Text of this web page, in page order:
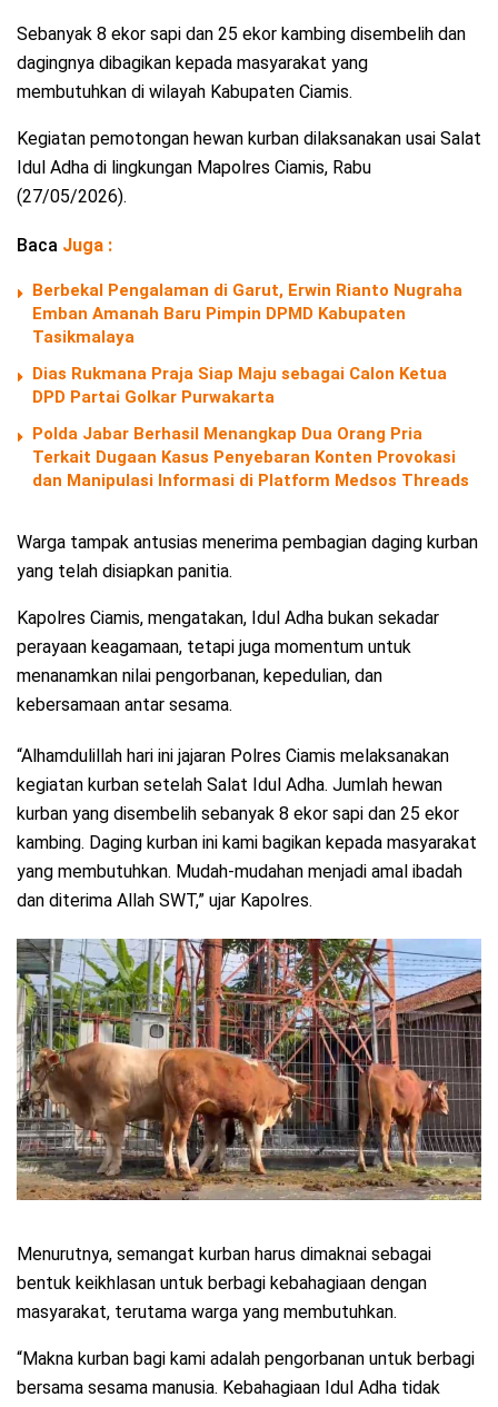
Sebanyak 8 ekor sapi dan 25 ekor kambing disembelih dan
dagingnya dibagikan kepada masyarakat yang
membutuhkan di wilayah Kabupaten Ciamis.
Kegiatan pemotongan hewan kurban dilaksanakan usai Salat
Idul Adha di lingkungan Mapolres Ciamis, Rabu
(27/05/2026).
Baca Juga :
Berbekal Pengalaman di Garut, Erwin Rianto Nugraha
Emban Amanah Baru Pimpin DPMD Kabupaten
Tasikmalaya
Dias Rukmana Praja Siap Maju sebagai Calon Ketua
DPD Partai Golkar Purwakarta
Polda Jabar Berhasil Menangkap Dua Orang Pria
Terkait Dugaan Kasus Penyebaran Konten Provokasi
dan Manipulasi Informasi di Platform Medsos Threads
Warga tampak antusias menerima pembagian daging kurban
yang telah disiapkan panitia.
Kapolres Ciamis, mengatakan, Idul Adha bukan sekadar
perayaan keagamaan, tetapi juga momentum untuk
menanamkan nilai pengorbanan, kepedulian, dan
kebersamaan antar sesama.
“Alhamdulillah hari ini jajaran Polres Ciamis melaksanakan
kegiatan kurban setelah Salat Idul Adha. Jumlah hewan
kurban yang disembelih sebanyak 8 ekor sapi dan 25 ekor
kambing. Daging kurban ini kami bagikan kepada masyarakat
yang membutuhkan. Mudah-mudahan menjadi amal ibadah
dan diterima Allah SWT,” ujar Kapolres.
Menurutnya, semangat kurban harus dimaknai sebagai
bentuk keikhlasan untuk berbagi kebahagiaan dengan
masyarakat, terutama warga yang membutuhkan.
“Makna kurban bagi kami adalah pengorbanan untuk berbagi
bersama sesama manusia. Kebahagiaan Idul Adha tidak